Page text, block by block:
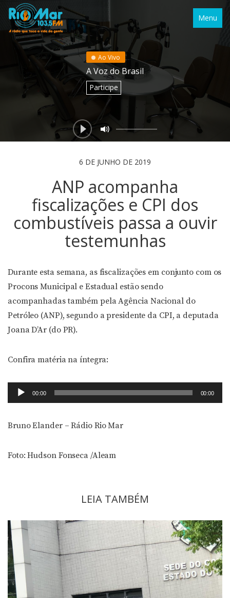
Menu
Ao Vivo
A Voz do Brasil
Participe
6 DE JUNHO DE 2019
ANP acompanha
fiscalizações e CPI dos
combustíveis passa a ouvir
testemunhas
Durante esta semana, as fiscalizações em conjunto com os
Procons Municipal e Estadual estão sendo
acompanhadas também pela Agência Nacional do
Petróleo (ANP), segundo a presidente da CPI, a deputada
Joana D’Ar (do PR).
Confira matéria na íntegra:
Tocador
de
00:00 00:00
Bruno Elander – Rádio Rio Mar
Foto: Hudson Fonseca /Aleam
LEIA TAMBÉM